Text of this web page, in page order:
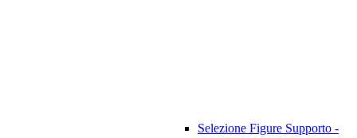
Selezione Figure Supporto -